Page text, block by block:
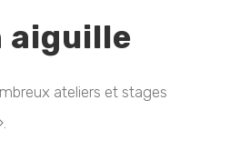
aiguille
ateliers et stages